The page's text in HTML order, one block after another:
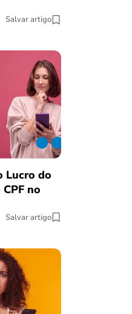
Salvar artigo
Lucro do
no
Salvar artigo